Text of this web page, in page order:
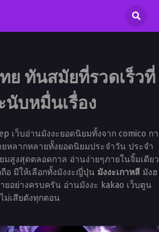
ย ทันสมัยที่รวดเร็วที่
นับหมื่นเรื่อง
เว็บอ่านมังงะยอดนิยมทั้งจาก comico กา
ยหลากหลายทั้งยอดนิยมประจำวัน ประจำ
สูงสุดตลอดกาล อ่านง่ายๆภายในจิ้มเดียว
อ มีให้เลือกทั้งมังงะญี่ปุ่น มังงะเกาหลีมังฮ
อย่างครบครัน อ่านมังงะ kakao เว็บตูน
ม่เสียตังทุกตอน